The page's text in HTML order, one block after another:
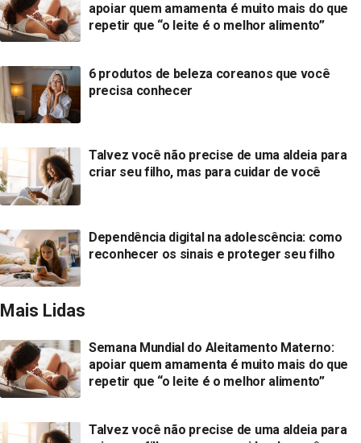
apoiar quem amamenta é muito mais do que
repetir que “o leite é o melhor alimento”
6 produtos de beleza coreanos que você
precisa conhecer
Talvez você não precise de uma aldeia para
criar seu filho, mas para cuidar de você
Dependência digital na adolescência: como
reconhecer os sinais e proteger seu filho
Mais Lidas
Semana Mundial do Aleitamento Materno:
apoiar quem amamenta é muito mais do que
repetir que “o leite é o melhor alimento”
Talvez você não precise de uma aldeia para